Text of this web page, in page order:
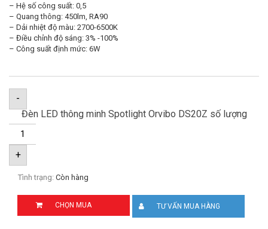
– Hệ số công suất: 0,5
– Quang thông: 450lm, RA90
– Dải nhiệt độ màu: 2700-6500K
– Điều chỉnh độ sáng: 3% -100%
– Công suất định mức: 6W
-
Đèn LED thông minh Spotlight Orvibo DS20Z số lượng
+
Tình trạng: Còn hàng
CHỌN MUA TƯ VẤN MUA HÀNG